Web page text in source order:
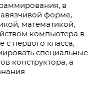
в
форме,
математикой,
компьютера в
с первого класса,
специальные
конструктора, а